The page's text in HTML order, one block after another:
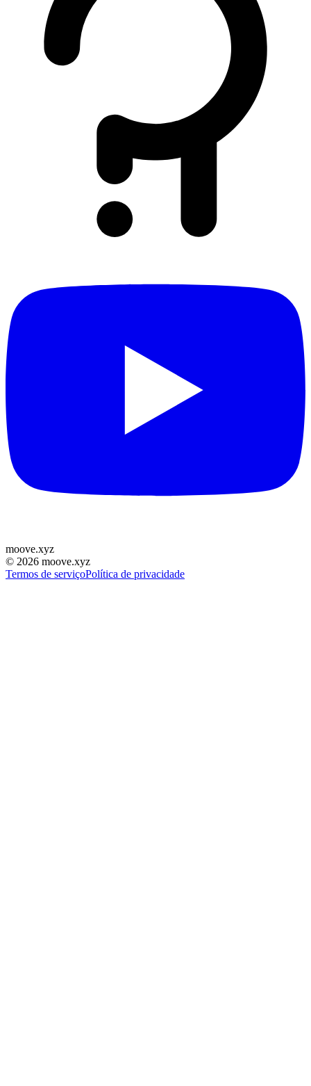
moove.xyz
© 2026 moove.xyz
Termos de serviçoPolítica de privacidade